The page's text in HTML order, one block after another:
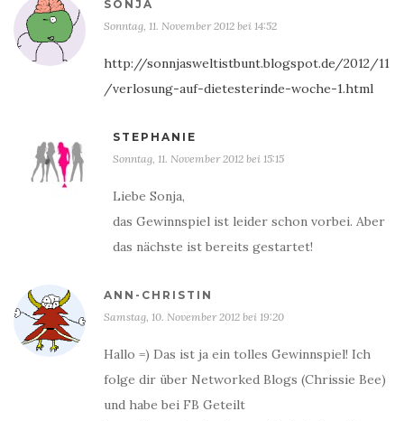
SONJA
Sonntag, 11. November 2012 bei 14:52
http://sonnjasweltistbunt.blogspot.de/2012/11
/verlosung-auf-dietesterinde-woche-1.html
STEPHANIE
Sonntag, 11. November 2012 bei 15:15
Liebe Sonja,
das Gewinnspiel ist leider schon vorbei. Aber
das nächste ist bereits gestartet!
ANN-CHRISTIN
Samstag, 10. November 2012 bei 19:20
Hallo =) Das ist ja ein tolles Gewinnspiel! Ich
folge dir über Networked Blogs (Chrissie Bee)
und habe bei FB Geteilt